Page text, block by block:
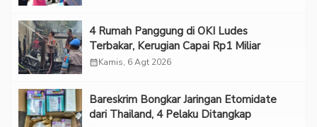
‎4 Rumah Panggung di OKI Ludes
Terbakar, Kerugian Capai Rp1 Miliar
calendar_monthKamis, 6 Agt 2026
Bareskrim Bongkar Jaringan Etomidate
dari Thailand, 4 Pelaku Ditangkap